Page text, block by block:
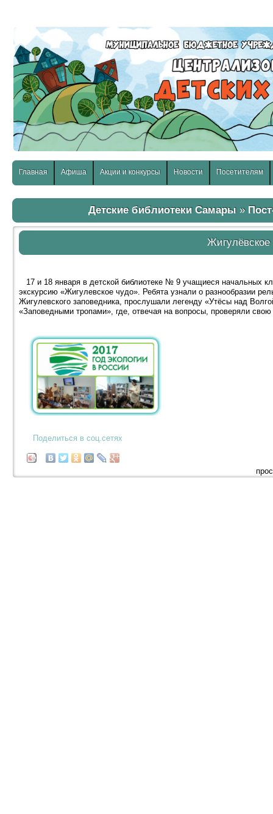
Главная Афиша Акции и конкурсы Новости Посетителям
Детские библиотеки Самары »
Жигулёвское
17 и 18 января в детской библиотеке № 9 учащиеся начальных
экскурсию «Жигулевское чудо». Ребята узнали о разнообразии
Жигулевского заповедника, прослушали легенду «Утёсы над
«Заповедными тропами», где, отвечая на вопросы, проверяли
Поделиться в соц.сетях